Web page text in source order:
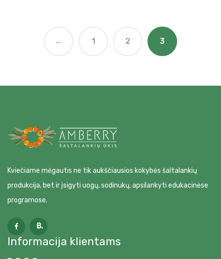
← 1 2 3
Kviečiame mėgautis ne tik aukščiausios kokybės šaltalankių
produkcija, bet ir įsigyti uogų, sodinukų, apsilankyti edukacinėse
programose.
Informacija klientams